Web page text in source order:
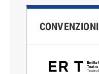
CONVENZIONI